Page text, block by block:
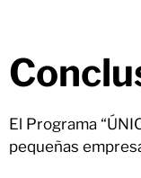
El Programa
pequeñas